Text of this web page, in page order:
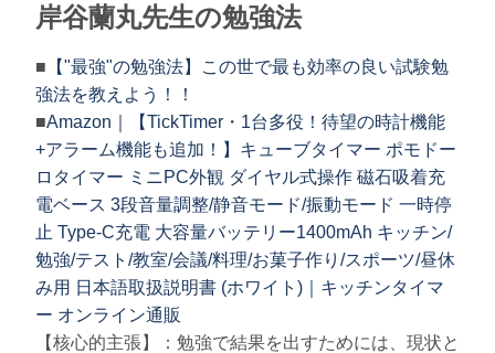
岸谷蘭丸先生の勉強法
■ 【"最強"の勉強法】この世で最も効率の良い試験勉
強法を教えよう！！
■Amazon｜【TickTimer・1台多役！待望の時計機能
+アラーム機能も追加！】キューブタイマー ポモドー
ロタイマー ミニPC外観 ダイヤル式操作 磁石吸着充
電ベース 3段音量調整/静音モード/振動モード 一時停
止 Type-C充電 大容量バッテリー1400mAh キッチン/
勉強/テスト/教室/会議/料理/お菓子作り/スポーツ/昼休
み用 日本語取扱説明書 (ホワイト)｜キッチンタイマ
ー オンライン通販
【核心的主張】：勉強で結果を出すためには、現状と